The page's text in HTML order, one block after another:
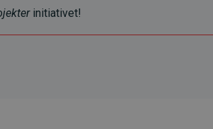
initiativet!